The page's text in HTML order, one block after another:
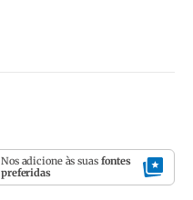
Nos adicione às suas fontes
preferidas